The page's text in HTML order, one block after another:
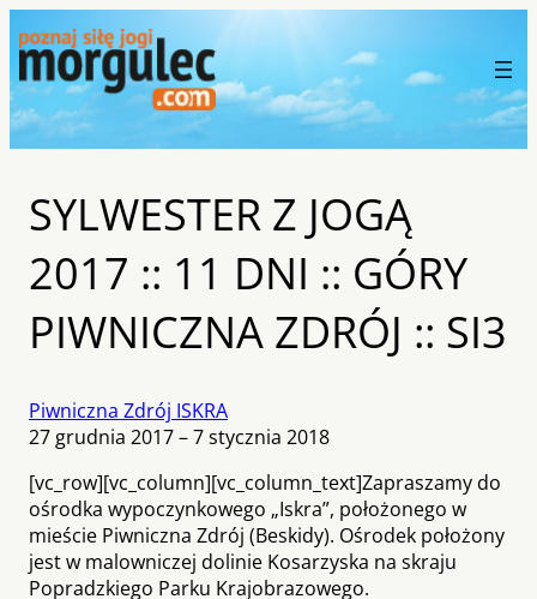
SYLWESTER Z JOGĄ
2017 :: 11 DNI :: GÓRY
PIWNICZNA ZDRÓJ :: SI3
Piwniczna Zdrój ISKRA
27 grudnia 2017 – 7 stycznia 2018
[vc_row][vc_column][vc_column_text]Zapraszamy do
ośrodka wypoczynkowego „Iskra”, położonego w
mieście Piwniczna Zdrój (Beskidy). Ośrodek położony
jest w malowniczej dolinie Kosarzyska na skraju
Popradzkiego Parku Krajobrazowego.